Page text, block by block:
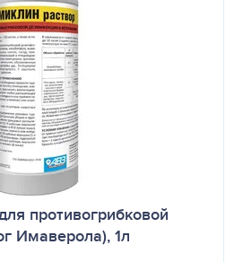
противогрибковой
Имаверола), 1л